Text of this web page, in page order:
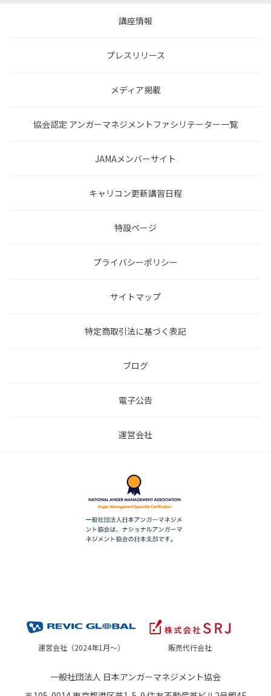
講座情報
プレスリリース
メディア掲載
協会認定 アンガーマネジメントファシリテーター一覧
JAMAメンバーサイト
キャリコン更新講習日程
特設ページ
プライバシーポリシー
サイトマップ
特定商取引法に基づく表記
ブログ
電子公告
運営会社